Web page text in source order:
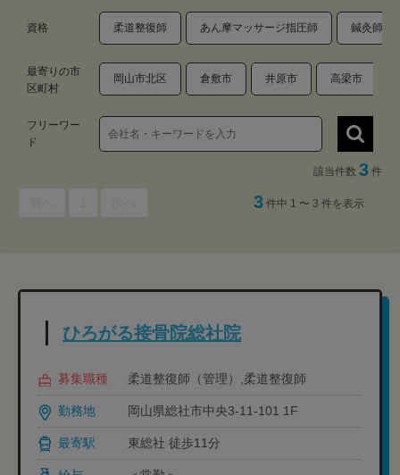
資格 柔道整復師 あん摩マッサージ指圧師 鍼灸師
最寄りの市
区町村
岡山市北区 倉敷市 井原市 高梁市
フリーワー
ド
該当件数 3 件
3 件中 1 〜 3 件を表示
ひろがる接骨院総社院
募集職種 柔道整復師（管理）,柔道整復師
勤務地 岡山県総社市中央3-11-101 1F
最寄駅 東総社 徒歩11分